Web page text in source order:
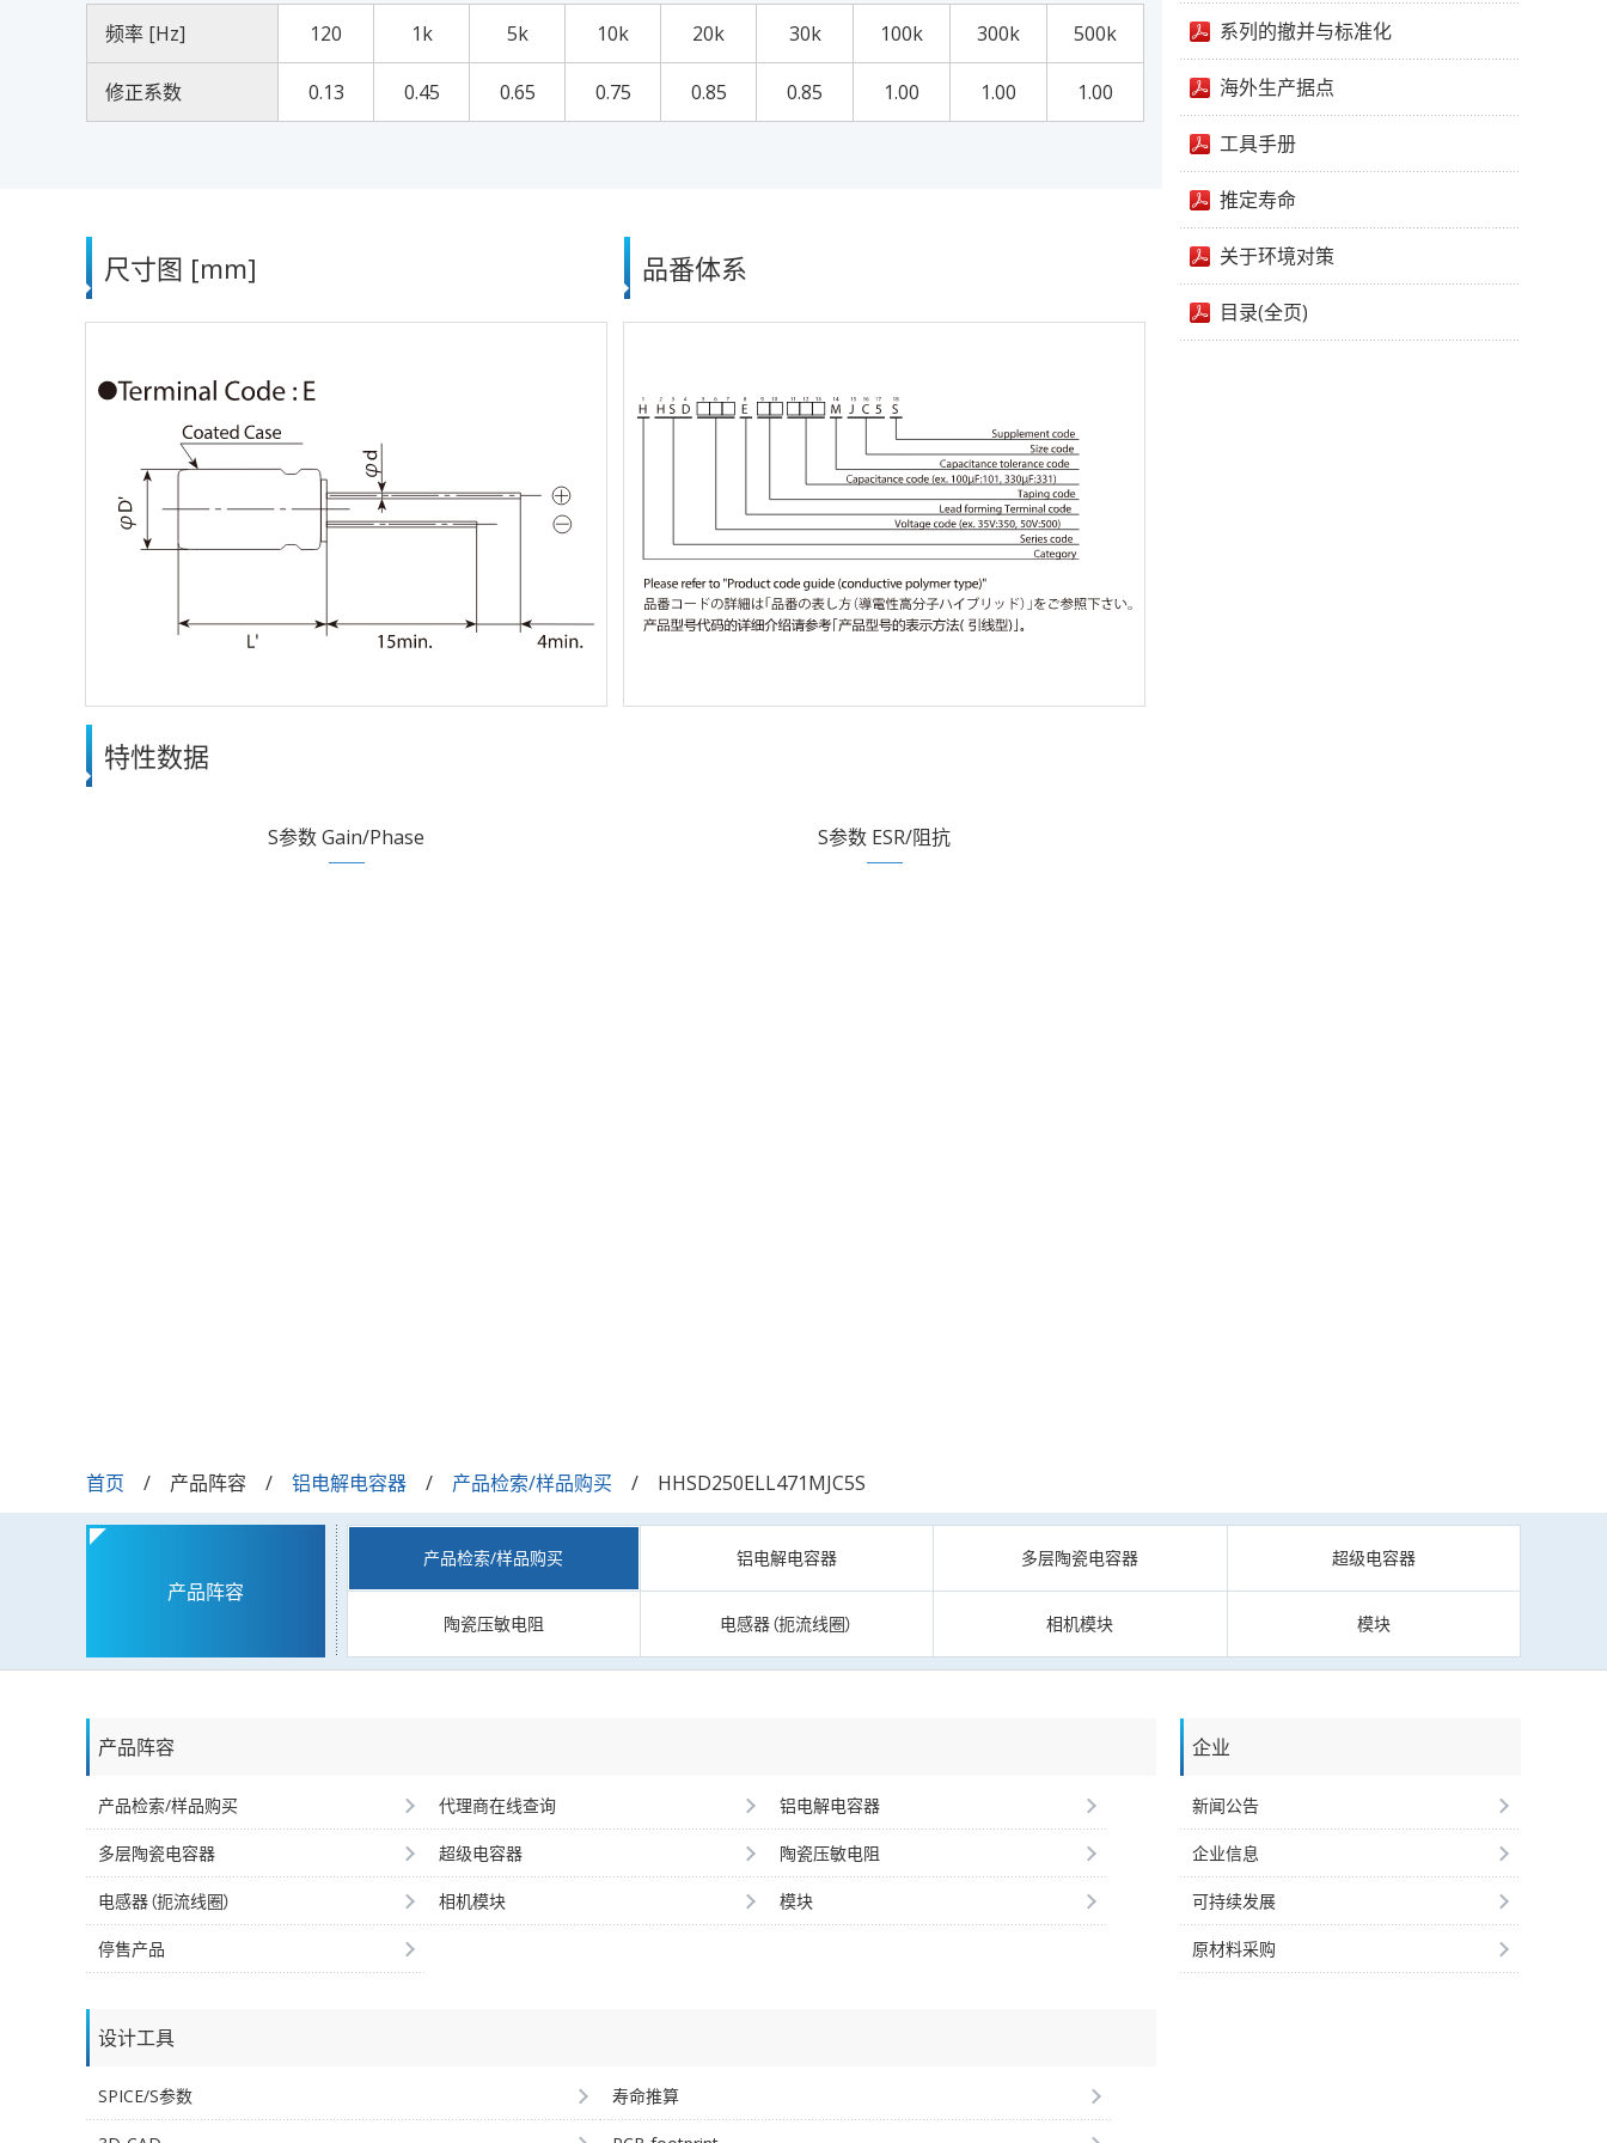
频率 [Hz] 120 1k 5k 10k 20k 30k 100k 300k 500k
修正系数 0.13 0.45 0.65 0.75 0.85 0.85 1.00 1.00 1.00
尺寸图 [mm] 品番体系
特性数据
S参数 Gain/Phase S参数 ESR/阻抗
系列的撤并与标准化
海外生产据点
工具手册
推定寿命
关于环境对策
目录(全页)
首页 产品阵容 铝电解电容器 产品检索/样品购买 HHSD250ELL471MJC5S
产品阵容
产品检索/样品购买 铝电解电容器 多层陶瓷电容器 超级电容器
陶瓷压敏电阻 电感器（扼流线圈） 相机模块 模块
产品阵容
产品检索/样品购买 代理商在线查询 铝电解电容器
多层陶瓷电容器 超级电容器 陶瓷压敏电阻
电感器（扼流线圈） 相机模块 模块
停售产品
设计工具
SPICE/S参数 寿命推算
企业
新闻公告
企业信息
可持续发展
原材料采购